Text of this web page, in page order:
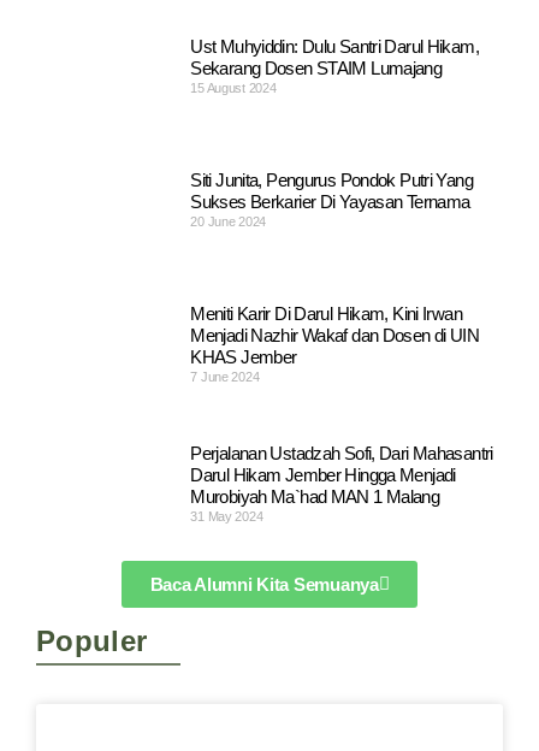
Ust Muhyiddin: Dulu Santri Darul Hikam,
Sekarang Dosen STAIM Lumajang
15 August 2024
Siti Junita, Pengurus Pondok Putri Yang
Sukses Berkarier Di Yayasan Ternama
20 June 2024
Meniti Karir Di Darul Hikam, Kini Irwan
Menjadi Nazhir Wakaf dan Dosen di UIN
KHAS Jember
7 June 2024
Perjalanan Ustadzah Sofi, Dari Mahasantri
Darul Hikam Jember Hingga Menjadi
Murobiyah Ma`had MAN 1 Malang
31 May 2024
Baca Alumni Kita Semuanya
Populer